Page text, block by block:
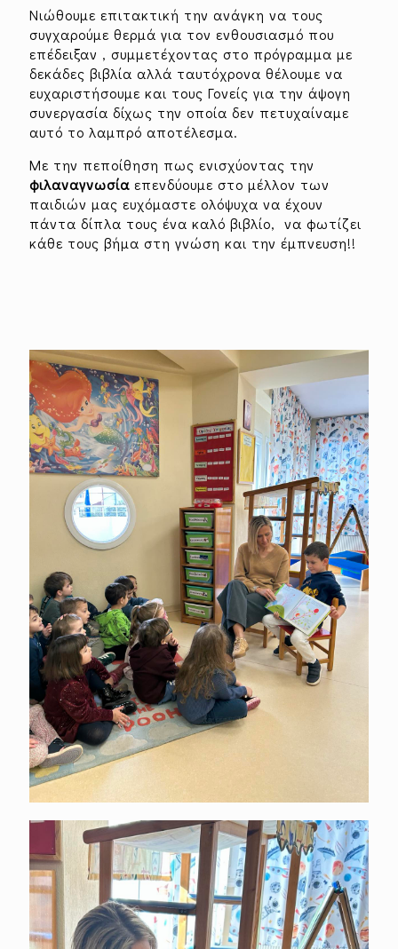
Νιώθουμε επιτακτική την ανάγκη να τους
συγχαρούμε θερμά για τον ενθουσιασμό που
επέδειξαν , συμμετέχοντας στο πρόγραμμα με
δεκάδες βιβλία αλλά ταυτόχρονα θέλουμε να
ευχαριστήσουμε και τους Γονείς για την άψογη
συνεργασία δίχως την οποία δεν πετυχαίναμε
αυτό το λαμπρό αποτέλεσμα.
Με την πεποίθηση πως ενισχύοντας την
φιλαναγνωσία επενδύουμε στο μέλλον των
παιδιών μας ευχόμαστε ολόψυχα να έχουν
πάντα δίπλα τους ένα καλό βιβλίο, να φωτίζει
κάθε τους βήμα στη γνώση και την έμπνευση!!